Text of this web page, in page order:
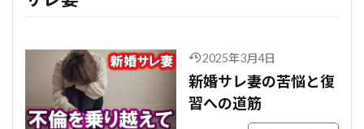
2025年3月4日
新婚サレ妻の苦悩と復
習への道筋